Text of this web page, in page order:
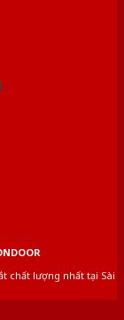
chất lượng nhất tại Sài